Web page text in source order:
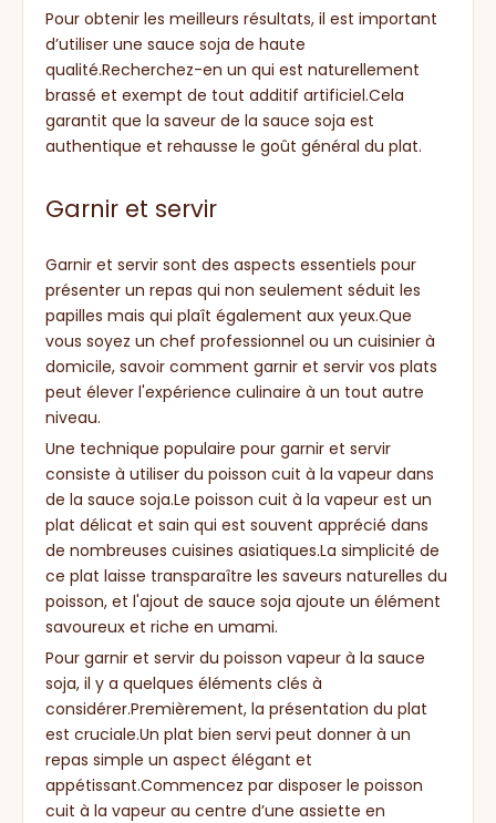
Pour obtenir les meilleurs résultats, il est important
d’utiliser une sauce soja de haute
qualité.Recherchez-en un qui est naturellement
brassé et exempt de tout additif artificiel.Cela
garantit que la saveur de la sauce soja est
authentique et rehausse le goût général du plat.
Garnir et servir
Garnir et servir sont des aspects essentiels pour
présenter un repas qui non seulement séduit les
papilles mais qui plaît également aux yeux.Que
vous soyez un chef professionnel ou un cuisinier à
domicile, savoir comment garnir et servir vos plats
peut élever l'expérience culinaire à un tout autre
niveau.
Une technique populaire pour garnir et servir
consiste à utiliser du poisson cuit à la vapeur dans
de la sauce soja.Le poisson cuit à la vapeur est un
plat délicat et sain qui est souvent apprécié dans
de nombreuses cuisines asiatiques.La simplicité de
ce plat laisse transparaître les saveurs naturelles du
poisson, et l'ajout de sauce soja ajoute un élément
savoureux et riche en umami.
Pour garnir et servir du poisson vapeur à la sauce
soja, il y a quelques éléments clés à
considérer.Premièrement, la présentation du plat
est cruciale.Un plat bien servi peut donner à un
repas simple un aspect élégant et
appétissant.Commencez par disposer le poisson
cuit à la vapeur au centre d’une assiette en